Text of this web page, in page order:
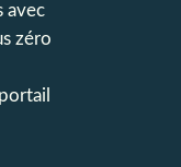
avec
zéro